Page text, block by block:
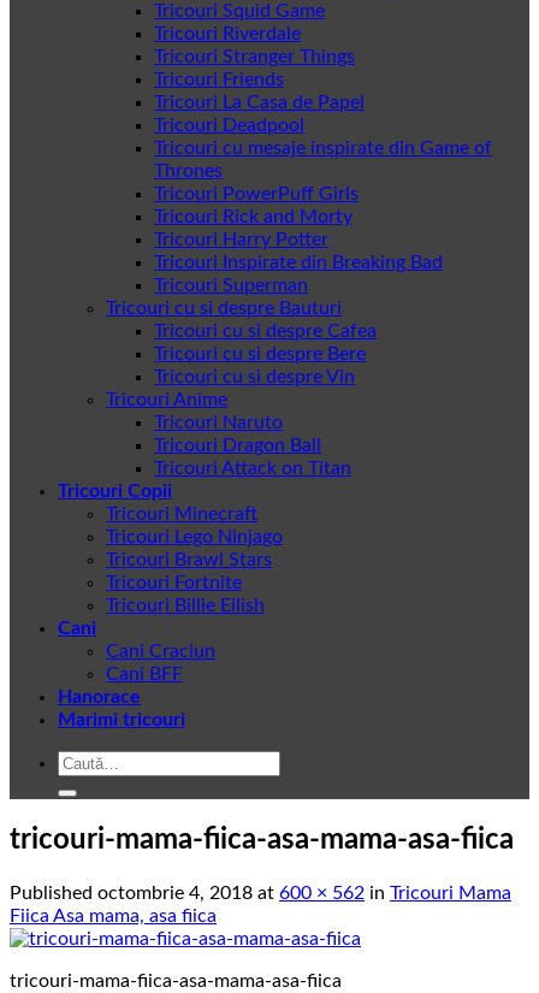
Tricouri Squid Game
Tricouri Riverdale
Tricouri Stranger Things
Tricouri Friends
Tricouri La Casa de Papel
Tricouri Deadpool
Tricouri cu mesaje inspirate din Game of
Thrones
Tricouri PowerPuff Girls
Tricouri Rick and Morty
Tricouri Harry Potter
Tricouri Inspirate din Breaking Bad
Tricouri Superman
Tricouri cu si despre Bauturi
Tricouri cu si despre Cafea
Tricouri cu si despre Bere
Tricouri cu si despre Vin
Tricouri Anime
Tricouri Naruto
Tricouri Dragon Ball
Tricouri Attack on Titan
Tricouri Copii
Tricouri Minecraft
Tricouri Lego Ninjago
Tricouri Brawl Stars
Tricouri Fortnite
Tricouri Billie Eilish
Cani
Cani Craciun
Cani BFF
Hanorace
Marimi tricouri
Caută
tricouri-mama-fiica-asa-mama-asa-fiica
Published octombrie 4, 2018 at 600 × 562 in Tricouri Mama
Fiica Asa mama, asa fiica
tricouri-mama-fiica-asa-mama-asa-fiica